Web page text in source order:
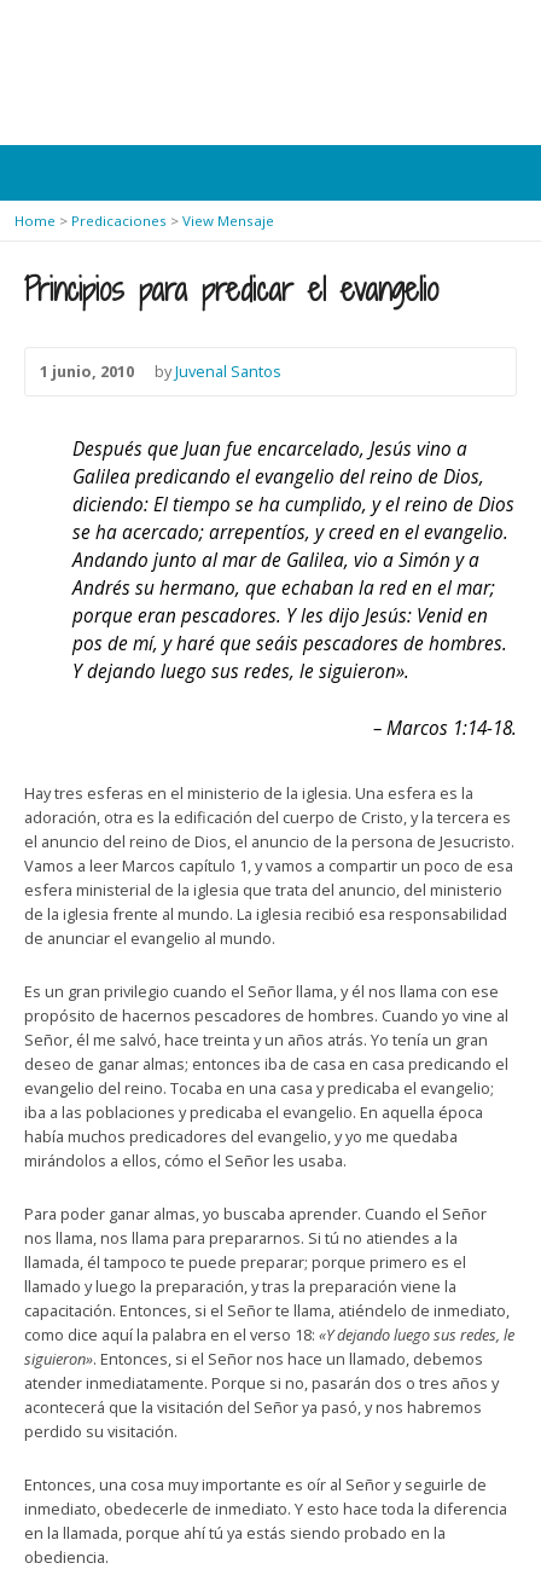
Home > Predicaciones > View Mensaje
Principios para predicar el evangelio
1 junio, 2010 byJuvenal Santos
Después que Juan fue encarcelado, Jesús vino a
Galilea predicando el evangelio del reino de Dios,
diciendo: El tiempo se ha cumplido, y el reino de Dios
se ha acercado; arrepentíos, y creed en el evangelio.
Andando junto al mar de Galilea, vio a Simón y a
Andrés su hermano, que echaban la red en el mar;
porque eran pescadores. Y les dijo Jesús: Venid en
pos de mí, y haré que seáis pescadores de hombres.
Y dejando luego sus redes, le siguieron».
– Marcos 1:14-18.
Hay tres esferas en el ministerio de la iglesia. Una esfera es la
adoración, otra es la edificación del cuerpo de Cristo, y la tercera es
el anuncio del reino de Dios, el anuncio de la persona de Jesucristo.
Vamos a leer Marcos capítulo 1, y vamos a compartir un poco de esa
esfera ministerial de la iglesia que trata del anuncio, del ministerio
de la iglesia frente al mundo. La iglesia recibió esa responsabilidad
de anunciar el evangelio al mundo.
Es un gran privilegio cuando el Señor llama, y él nos llama con ese
propósito de hacernos pescadores de hombres. Cuando yo vine al
Señor, él me salvó, hace treinta y un años atrás. Yo tenía un gran
deseo de ganar almas; entonces iba de casa en casa predicando el
evangelio del reino. Tocaba en una casa y predicaba el evangelio;
iba a las poblaciones y predicaba el evangelio. En aquella época
había muchos predicadores del evangelio, y yo me quedaba
mirándolos a ellos, cómo el Señor les usaba.
Para poder ganar almas, yo buscaba aprender. Cuando el Señor
nos llama, nos llama para prepararnos. Si tú no atiendes a la
llamada, él tampoco te puede preparar; porque primero es el
llamado y luego la preparación, y tras la preparación viene la
capacitación. Entonces, si el Señor te llama, atiéndelo de inmediato,
como dice aquí la palabra en el verso 18: «Y dejando luego sus redes, le
siguieron». Entonces, si el Señor nos hace un llamado, debemos
atender inmediatamente. Porque si no, pasarán dos o tres años y
acontecerá que la visitación del Señor ya pasó, y nos habremos
perdido su visitación.
Entonces, una cosa muy importante es oír al Señor y seguirle de
inmediato, obedecerle de inmediato. Y esto hace toda la diferencia
en la llamada, porque ahí tú ya estás siendo probado en la
obediencia.